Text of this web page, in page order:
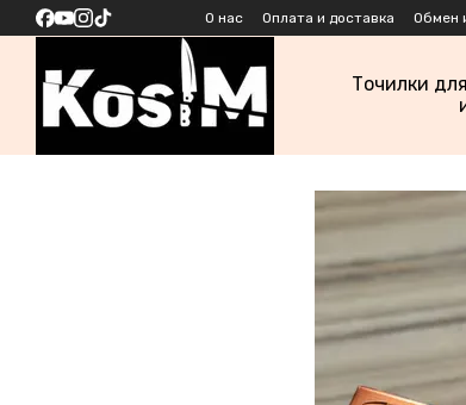
Перейти к основному контенту
О нас Оплата и доставка Обмен
Точилки